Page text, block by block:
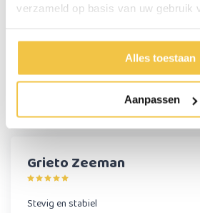
verzameld op basis van uw gebruik
Alles toestaan
Aanpassen
Persoonlijk
Start chat
Reviews (1)
Grieto Zeeman
Stevig en stabiel